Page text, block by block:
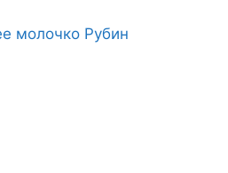
молочко Рубин